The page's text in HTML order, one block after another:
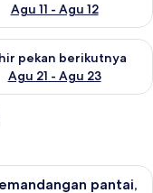
Agu 11 - Agu 12
Agu 14 - Agu 16
pekan berikutnya
Agu 21 - Agu 23
ketersediaan untuk
Premium, 1 kamar tidur,
pantai,